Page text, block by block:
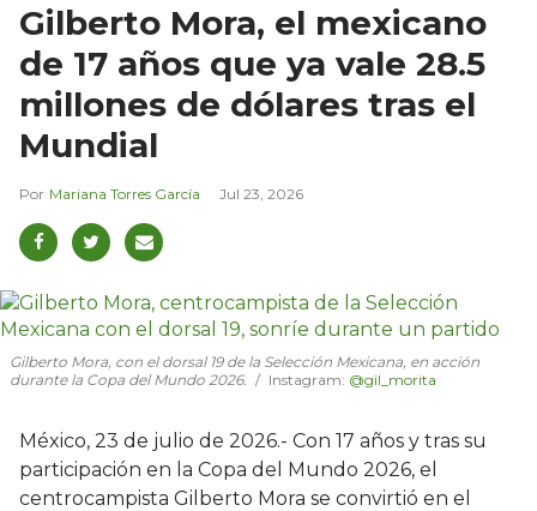
Gilberto Mora, el mexicano
de 17 años que ya vale 28.5
millones de dólares tras el
Mundial
Mariana Torres García Jul 23, 2026
Gilberto Mora, con el dorsal 19 de la Selección Mexicana, en acción
durante la Copa del Mundo 2026.
Instagram: @gil_morita
México, 23 de julio de 2026.- Con 17 años y tras su
participación en la Copa del Mundo 2026, el
centrocampista Gilberto Mora se convirtió en el